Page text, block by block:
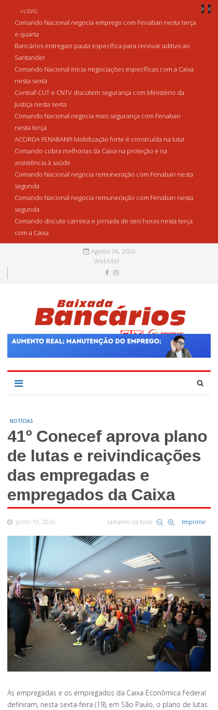
+LIDAS:
Comando Nacional negocia emprego com Fenaban nesta terça
e quarta
Bancários entregam pauta específica para renovar aditivo ao
Santander
Comando Nacional inicia negociações específicas com a Caixa
nesta sexta
Contraf-CUT e CNTV discutem segurança com Ministério da
Justiça nesta sexta
Comando Nacional negocia mais segurança com Fenaban
nesta terça
ACORDA FENABAN!!! Mobilização forte é construída na luta!
Comando cobra melhorias da Caixa na proteção e na
assistência à saúde
Comando Nacional negocia remuneração com Fenaban nesta
segunda
Comando Nacional negocia remuneração com Fenaban nesta
segunda
Comando discute carreira e jornada de seis horas nesta terça
com a Caixa
Agosto 06, 2026
WebMail
NOTÍCIAS
41º Conecef aprova plano
de lutas e reivindicações
das empregadas e
empregados da Caixa
Junho 19, 2026 tamanho da fonte Imprimir
As empregadas e os empregados da Caixa Econômica Federal
definiram, nesta sexta-feira (19), em São Paulo, o plano de lutas